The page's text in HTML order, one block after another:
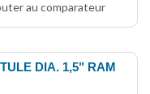
au comparateur
DIA. 1,5" RAM